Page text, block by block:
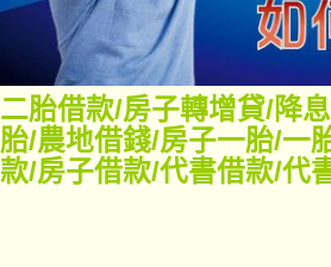
二胎借款/房子轉增貸/降
胎/農地借錢/房子一胎/一
款/房子借款/代書借款/代